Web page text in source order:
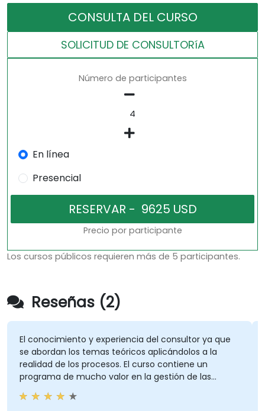
CONSULTA DEL CURSO
SOLICITUD DE CONSULTORíA
Número de participantes
En línea
Presencial
Precio por participante
Los cursos públicos requieren más de 5 participantes.
Reseñas (2)
y experiencia del consultor ya que
los temas teóricos aplicándolos a la
de los procesos. El curso contiene un
de mucho valor en la gestión de las
de información.